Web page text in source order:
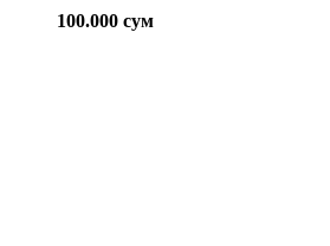
100.000 сум